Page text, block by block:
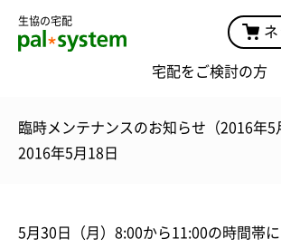
生協の宅配
宅配をご検討の方
臨時メンテナンスのお知らせ（2016年5
2016年5月18日
5月30日（月）8:00から11:00の時間帯に